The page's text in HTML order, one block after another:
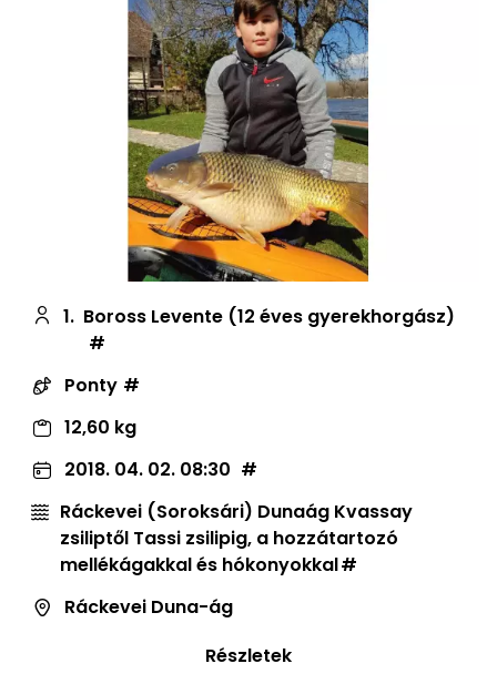
1. Boross Levente (12 éves gyerekhorgász)
Ponty
12,60 kg
2018. 04. 02. 08:30
Ráckevei (Soroksári) Dunaág Kvassay
zsiliptől Tassi zsilipig, a hozzátartozó
mellékágakkal és hókonyokkal
Ráckevei Duna-ág
Részletek